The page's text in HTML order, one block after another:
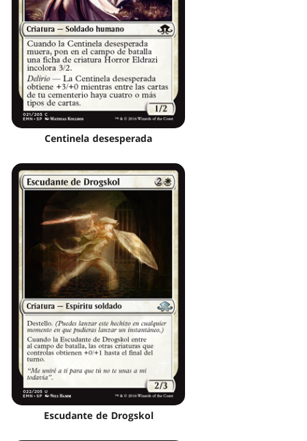
Centinela desesperada
Escudante de Drogskol